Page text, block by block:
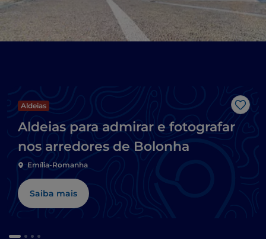
Aldeias
Aldeias para admirar e fotografar
nos arredores de Bolonha
Emília-Romanha
Saiba mais